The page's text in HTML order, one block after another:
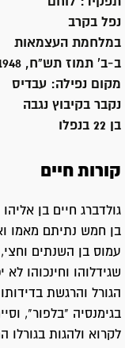
נפל בקרב
במלחמת העצמאות
ב-ב' תמוז תש"ח, 9/7/1948
מקום נפילה: עבדיס
נקבר בקיבוץ נגבה
בן 22 בנפלו
קורות חיים
גולדברג חיים בן
בן חמש נתיתם מאמו
עמוס בן השנתים
שגידלוהו וחינכוהו
הגורל והרגשת
בגימנסיה "בלפור",
לקרוא ולהגות בגורלו